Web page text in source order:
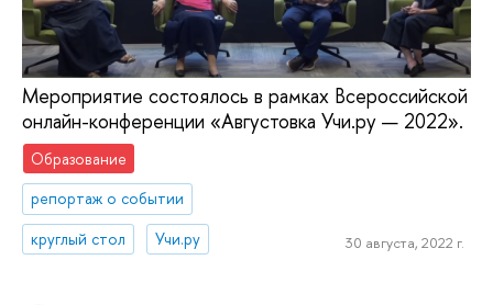
Мероприятие состоялось в рамках Всероссийской
онлайн-конференции «Августовка Учи.ру — 2022».
Образование
репортаж о событии
круглый стол
Учи.ру 30 августа, 2022 г.